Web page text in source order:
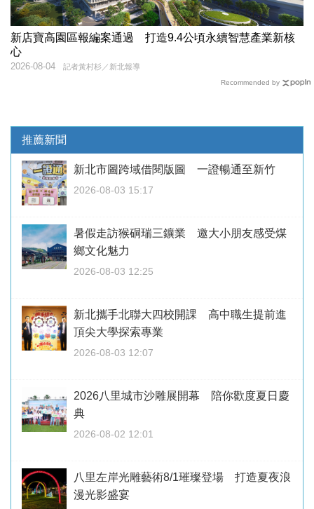
新店寶高園區報編案通過 打造9.4公頃永續智慧產業新核
心
記者黃村杉／新北報導
2026-08-04
Recommended by
推薦新聞
新北市圖跨域借閱版圖 一證暢通至新竹
2026-08-03 15:17
暑假走訪猴硐瑞三鑛業 邀大小朋友感受煤
鄉文化魅力
2026-08-03 12:25
新北攜手北聯大四校開課 高中職生提前進
頂尖大學探索專業
2026-08-03 12:07
2026八里城市沙雕展開幕 陪你歡度夏日慶
典
2026-08-02 12:01
八里左岸光雕藝術8/1璀璨登場 打造夏夜浪
漫光影盛宴